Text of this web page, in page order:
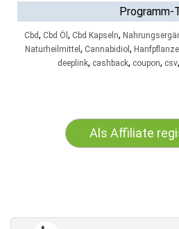
Programm-
Cbd, Cbd Öl , Cbd Kapseln,
Naturheilmittel , Cannabidiol , Hanfpflanze
deeplink, cashback, coupon, csv,
Als Affiliate